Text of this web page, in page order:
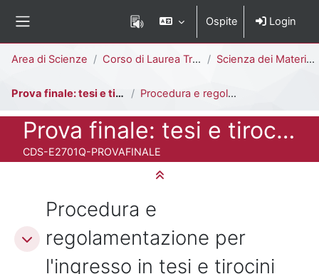
Ospite Login
Area di Scienze Corso di Laurea Triennale Scienza dei Materiali [E2701Q]
Prova finale: tesi e tirocini Procedura e regolamentazione per l'ingresso in tesi e tirocini
Titolo del corso Prova finale: tesi e tirocini
Codice identificativo del corso
CDS-E2701Q-PROVAFINALE
Schema della sezione
Minimizza tutto
Procedura e
regolamentazione per
l'ingresso in tesi e tirocini